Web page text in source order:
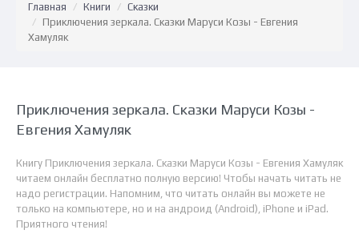
Главная Книги
Сказки
Приключения зеркала. Сказки Маруси Козы - Евгения
Хамуляк
Приключения зеркала. Сказки Маруси Козы -
Евгения Хамуляк
Книгу Приключения зеркала. Сказки Маруси Козы - Евгения Хамуляк
читаем онлайн бесплатно полную версию! Чтобы начать читать не
надо регистрации. Напомним, что читать онлайн вы можете не
только на компьютере, но и на андроид (Android), iPhone и iPad.
Приятного чтения!